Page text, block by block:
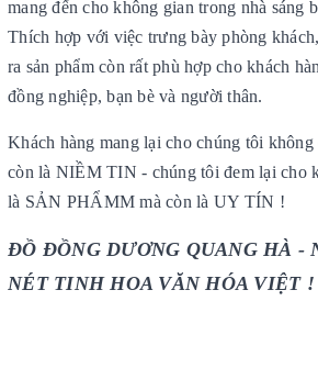
mang đến cho không gian trong nhà sáng
Thích hợp với việc trưng bày phòng
ra sản phẩm còn rất phù hợp cho khách
đồng nghiệp, bạn bè và người thân.
Khách hàng mang lại cho chúng tôi
còn là NIỀM TIN - chúng tôi đem lại cho
là SẢN PHẨMM mà còn là UY TÍN !
ĐỒ ĐỒNG DƯƠNG QUANG HÀ -
NÉT TINH HOA VĂN HÓA VIỆT !